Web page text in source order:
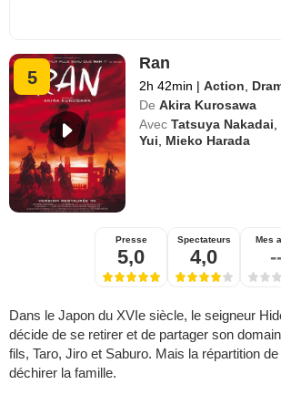
5
Ran
2h 42min | Action
De Akira Kurosawa
Avec Tatsuya Nakadai
Yui
Mieko Harada
Presse
5,0
Spectateurs
4,0
Mes
Dans le Japon du XVIe siècle, le seigneur
décide de se retirer et de partager son
fils, Taro, Jiro et Saburo. Mais la répartition
déchirer la famille.